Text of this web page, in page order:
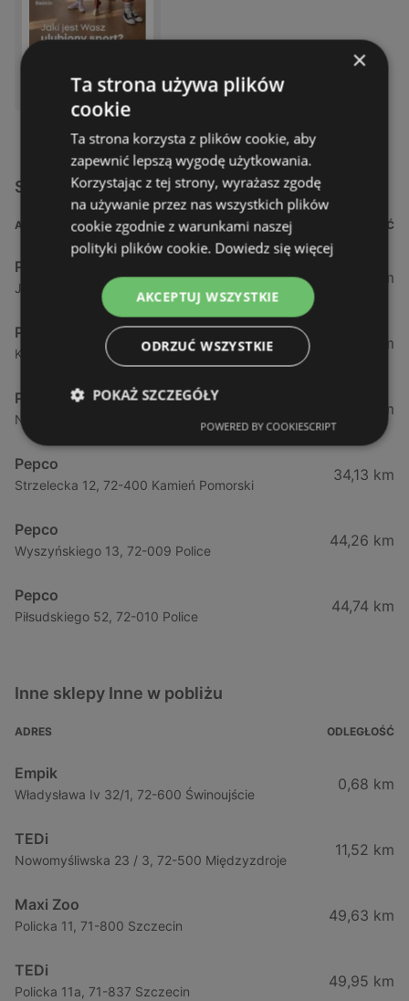
DOSTĘPNY W:
Pepco
Sklepy Pepco w pobliżu
ADRES ODLEGŁOŚĆ
Pepco
Jarosława Dąbrowskiego 5, 72-600 Świnoujście
1,35 km
Pepco
Kościuszki 15, ch stop shop, 72-600 Świnoujście
1,6 km
Pepco
Nowomyśliwska 23, 72-500 Międzyzdroje
11,45 km
Pepco
Strzelecka 12, 72-400 Kamień Pomorski
34,13 km
Pepco
Wyszyńskiego 13, 72-009 Police
44,26 km
Pepco
Piłsudskiego 52, 72-010 Police
44,74 km
Inne sklepy Inne w pobliżu
ADRES ODLEGŁOŚĆ
Empik
Władysława Iv 32/1, 72-600 Świnoujście
0,68 km
TEDi
Nowomyśliwska 23 / 3, 72-500 Międzyzdroje
11,52 km
Maxi Zoo
Policka 11, 71-800 Szczecin
49,63 km
TEDi
Policka 11a, 71-837 Szczecin
49,95 km
×
Ta strona używa plików
cookie
Ta strona korzysta z plików cookie, aby
zapewnić lepszą wygodę użytkowania.
Korzystając z tej strony, wyrażasz zgodę
na używanie przez nas wszystkich plików
cookie zgodnie z warunkami naszej
polityki plików cookie. Dowiedz się więcej
AKCEPTUJ WSZYSTKIE
ODRZUĆ WSZYSTKIE
POKAŻ SZCZEGÓŁY
POWERED BY COOKIESCRIPT